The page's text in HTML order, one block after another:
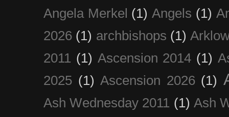
Angela Merkel (1) Angels (1)
2026 (1) archbishops (1)
2011 (1) Ascension 2014 (1)
2025 (1) Ascension 2026 (1)
Ash Wednesday 2011 (1) Ash